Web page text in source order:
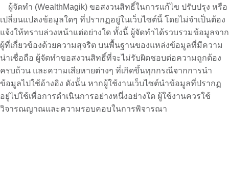
ผู้จัดทำ (WealthMagik) ขอสงวนสิทธิ์ในการแก้ไข ปรับปรุง หรือ
เปลี่ยนแปลงข้อมูลใดๆ ที่ปรากฏอยู่ในเว็บไซต์นี้ โดยไม่จำเป็นต้อง
แจ้งให้ทราบล่วงหน้าแต่อย่างใด ทั้งนี้ ผู้จัดทำได้รวบรวมข้อมูลจาก
ผู้ที่เกี่ยวข้องด้วยความสุจริต บนพื้นฐานของแหล่งข้อมูลที่มีความ
น่าเชื่อถือ ผู้จัดทำขอสงวนสิทธิ์ที่จะไม่รับผิดชอบต่อความถูกต้อง
ครบถ้วน และความเสียหายต่างๆ ที่เกิดขึ้นทุกกรณีจากการนำ
ข้อมูลไปใช้อ้างอิง ดังนั้น หากผู้ใช้งานเว็บไซต์นำข้อมูลที่ปรากฏ
อยู่ไปใช้เพื่อการดำเนินการอย่างหนึ่งอย่างใด ผู้ใช้งานควรใช้
วิจารณญาณและความรอบคอบในการพิจารณา